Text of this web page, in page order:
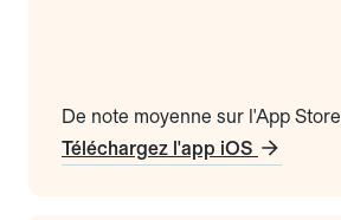
De note moyenne sur l'App Store
Téléchargez l'app iOS